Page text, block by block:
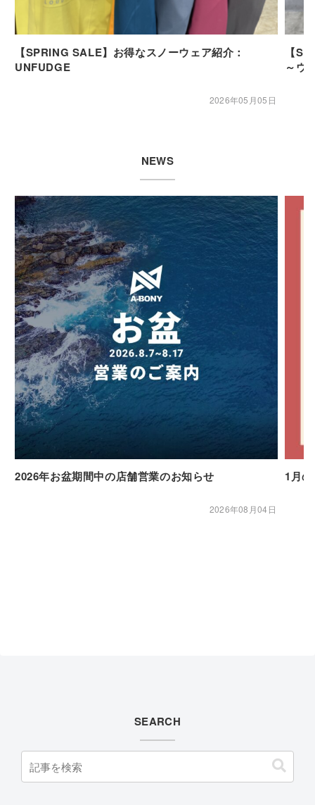
【SPRING SALE】お得なスノーウェア紹介：
UNFUDGE
2026年05月05日
【
～ウ
NEWS
2026年お盆期間中の店舗営業のお知らせ
2026年08月04日
1月
SEARCH